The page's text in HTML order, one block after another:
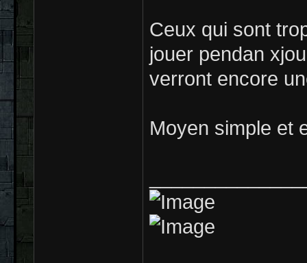
Ceux qui sont
jouer pendan
verront encore
Moyen simple et